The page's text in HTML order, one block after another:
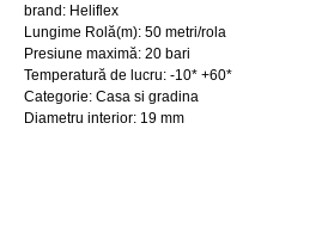
brand: Heliflex
Lungime Rolă(m): 50 metri/rola
Presiune maximă: 20 bari
Temperatură de lucru: -10* +60*
Categorie: Casa si gradina
Diametru interior: 19 mm